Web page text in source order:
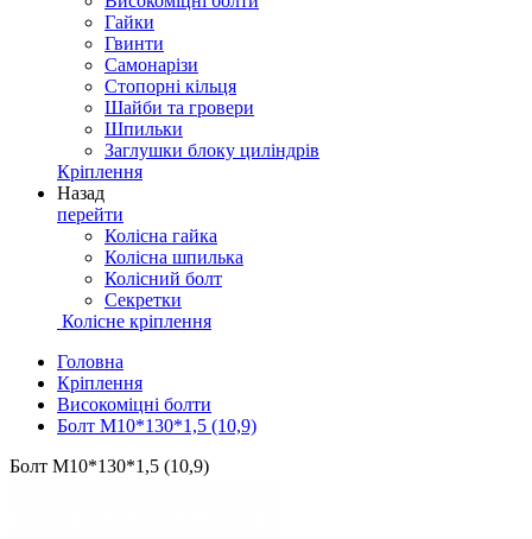
Гайки
Гвинти
Самонарізи
Стопорні кільця
Шайби та гровери
Шпильки
Заглушки блоку циліндрів
Кріплення
Назад
перейти
Колісна гайка
Колісна шпилька
Колісний болт
Секретки
Колісне кріплення
Головна
Кріплення
Високоміцні болти
Болт М10*130*1,5 (10,9)
Болт М10*130*1,5 (10,9)